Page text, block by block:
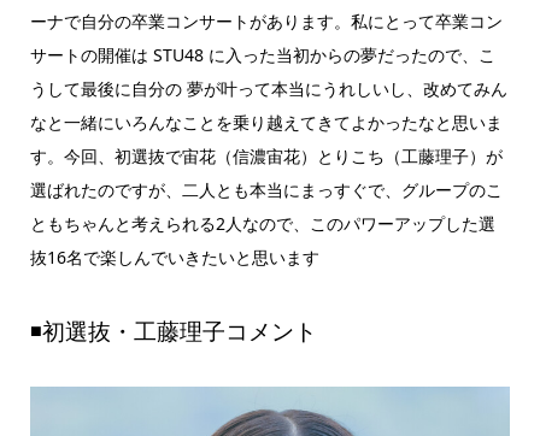
ーナで自分の卒業コンサートがあります。私にとって卒業コン
サートの開催は STU48 に入った当初からの夢だったので、こ
うして最後に自分の 夢が叶って本当にうれしいし、改めてみん
なと一緒にいろんなことを乗り越えてきてよかったなと思いま
す。今回、初選抜で宙花（信濃宙花）とりこち（工藤理子）が
選ばれたのですが、二人とも本当にまっすぐで、グループのこ
ともちゃんと考えられる2人なので、このパワーアップした選
抜16名で楽しんでいきたいと思います
◾️初選抜・工藤理子コメント